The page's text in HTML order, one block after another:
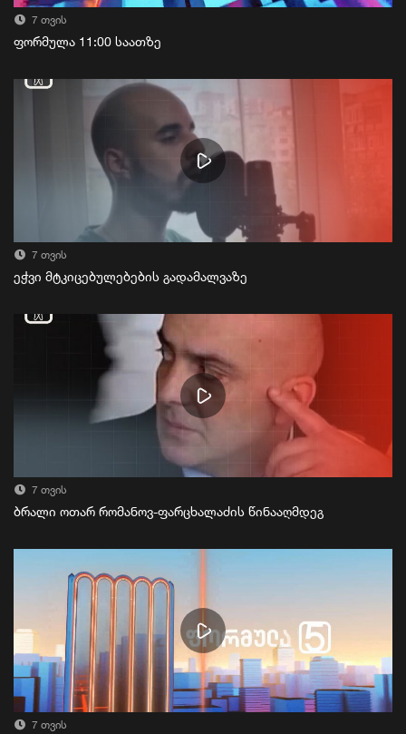
7 თვის
ფორმულა 11:00 საათზე
7 თვის
ეჭვი მტკიცებულებების გადამალვაზე
7 თვის
ბრალი ოთარ რომანოვ-ფარცხალაძის წინააღმდეგ
7 თვის